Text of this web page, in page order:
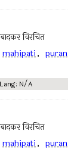
विरचित
mahipati, puran
Lang: N/A
विरचित
mahipati, puran